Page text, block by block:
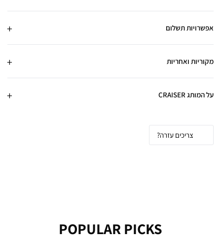
אפשרויות תשלום
מקוריות ואחריות
על המותג CRAISER
צריכים עזרה?
POPULAR PICKS